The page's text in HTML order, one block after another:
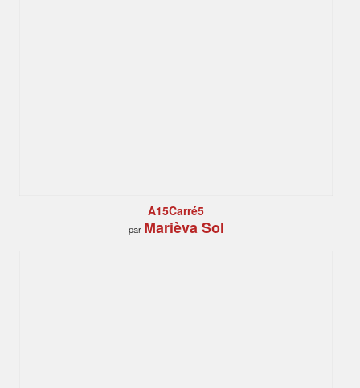
A15Carré5
par Marièva Sol